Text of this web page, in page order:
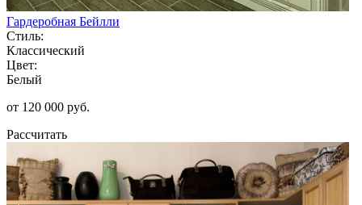
Гардеробная Бейлли
Стиль:
Классический
Цвет:
Белый
от 120 000 руб.
Рассчитать